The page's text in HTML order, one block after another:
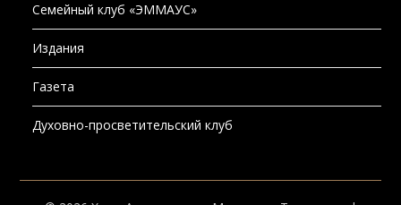
Семейный клуб «ЭММАУС»
Издания
Газета
Духовно-просветительский клуб